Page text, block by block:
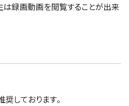
録画動画を閲覧することが出来
しております。